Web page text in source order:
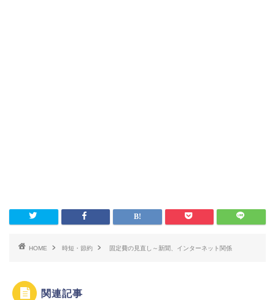
HOME 時短・節約 固定費の見直し～新聞、インターネット関係
関連記事